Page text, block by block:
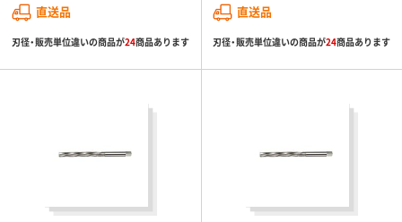
直送品
刃径・販売単位違いの商品が24商品あります
直送品
刃径・販売単位違いの商品が24商品あります